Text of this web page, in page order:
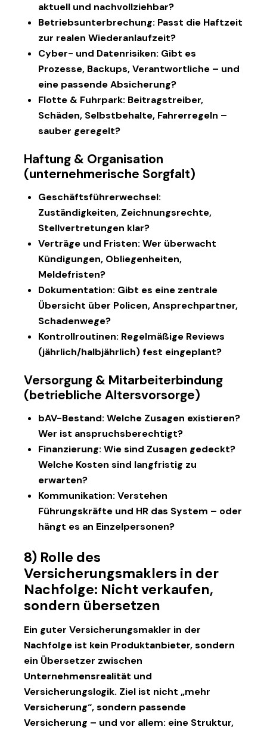
aktuell und nachvollziehbar?
Betriebsunterbrechung: Passt die Haftzeit
zur realen Wiederanlaufzeit?
Cyber- und Datenrisiken: Gibt es
Prozesse, Backups, Verantwortliche – und
eine passende Absicherung?
Flotte & Fuhrpark: Beitragstreiber,
Schäden, Selbstbehalte, Fahrerregeln –
sauber geregelt?
Haftung & Organisation
(unternehmerische Sorgfalt)
Geschäftsführerwechsel:
Zuständigkeiten, Zeichnungsrechte,
Stellvertretungen klar?
Verträge und Fristen: Wer überwacht
Kündigungen, Obliegenheiten,
Meldefristen?
Dokumentation: Gibt es eine zentrale
Übersicht über Policen, Ansprechpartner,
Schadenwege?
Kontrollroutinen: Regelmäßige Reviews
(jährlich/halbjährlich) fest eingeplant?
Versorgung & Mitarbeiterbindung
(betriebliche Altersvorsorge)
bAV-Bestand: Welche Zusagen existieren?
Wer ist anspruchsberechtigt?
Finanzierung: Wie sind Zusagen gedeckt?
Welche Kosten sind langfristig zu
erwarten?
Kommunikation: Verstehen
Führungskräfte und HR das System – oder
hängt es an Einzelpersonen?
8) Rolle des
Versicherungsmaklers in der
Nachfolge: Nicht verkaufen,
sondern übersetzen
Ein guter Versicherungsmakler in der
Nachfolge ist kein Produktanbieter, sondern
ein Übersetzer zwischen
Unternehmensrealität und
Versicherungslogik. Ziel ist nicht „mehr
Versicherung“, sondern passende
Versicherung – und vor allem: eine Struktur,